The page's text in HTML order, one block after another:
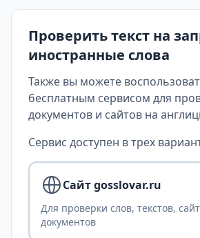
Проверить текст на
иностранные слова
Также вы можете
бесплатным сервисом для
документов и сайтов на
Сервис доступен в трех
Сайт gosslovar.ru
Для проверки слов, текстов,
документов